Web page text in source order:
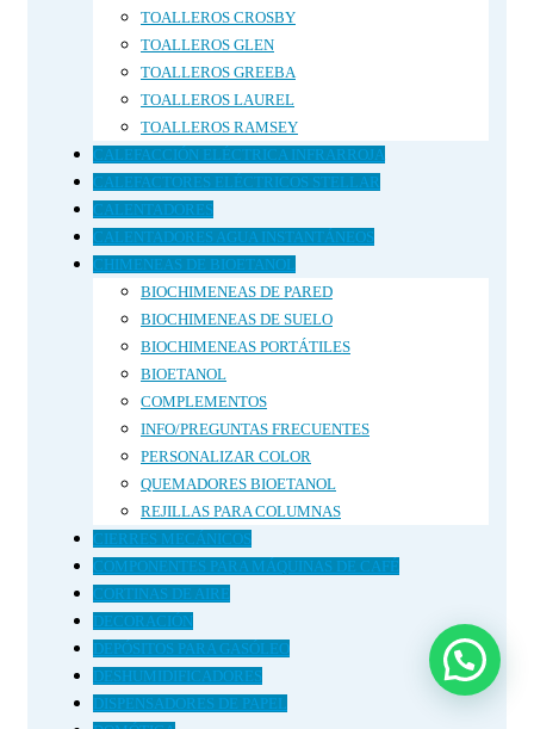
TOALLEROS CROSBY
TOALLEROS GLEN
TOALLEROS GREEBA
TOALLEROS LAUREL
TOALLEROS RAMSEY
CALEFACCIÓN ELÉCTRICA INFRARROJA
CALEFACTORES ELÉCTRICOS STELLAR
CALENTADORES
CALENTADORES AGUA INSTANTÁNEOS
CHIMENEAS DE BIOETANOL
BIOCHIMENEAS DE PARED
BIOCHIMENEAS DE SUELO
BIOCHIMENEAS PORTÁTILES
BIOETANOL
COMPLEMENTOS
INFO/PREGUNTAS FRECUENTES
PERSONALIZAR COLOR
QUEMADORES BIOETANOL
REJILLAS PARA COLUMNAS
CIERRES MECÁNICOS
COMPONENTES PARA MÁQUINAS DE CAFÉ
CORTINAS DE AIRE
DECORACIÓN
DEPÓSITOS PARA GASÓLEO
DESHUMIDIFICADORES
DISPENSADORES DE PAPEL